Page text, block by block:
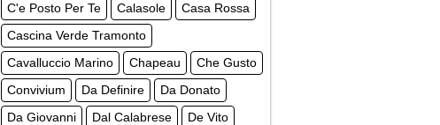
C'e Posto Per Te
Calasole
Casa Rossa
Cascina Verde Tramonto
Cavalluccio Marino
Chapeau
Che Gusto
Convivium
Da Definire
Da Donato
Da Giovanni
Dal Calabrese
De Vito